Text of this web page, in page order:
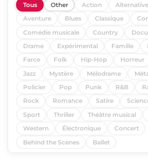
Tous Other Action Alternative
Aventure
Blues Classique
Comédie musicale
Country
Drame
Expérimental Famille
Farce
Folk Hip-Hop Horreur
Jazz
Mystère Mélodrame
Policier
Pop Punk R&B
Rock
Romance Satire
Sport
Thriller Théâtre musical
Western
Électronique
Concert
Behind the Scenes
Ballet